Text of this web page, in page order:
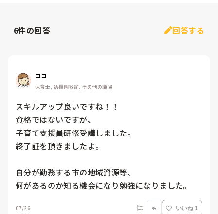
6件の回答 回答する
ココ
保育士, 幼稚園教諭, その他の職場
スキルアップ良いですね！！
資格ではないですが、
子育て支援員研修受講しました。
終了証を頂きましたよ。
自分が勤務する市の地域資源等、
何があるのか知る機会になり勉強になりました。
07/26 いいね 1